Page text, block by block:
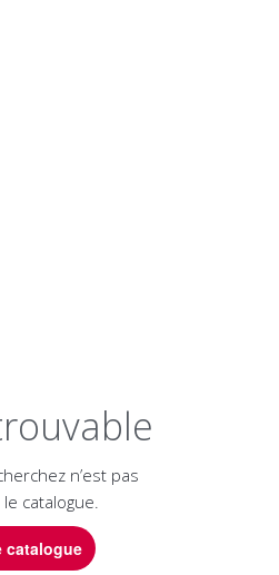
n’est pas
catalogue.
catalogue